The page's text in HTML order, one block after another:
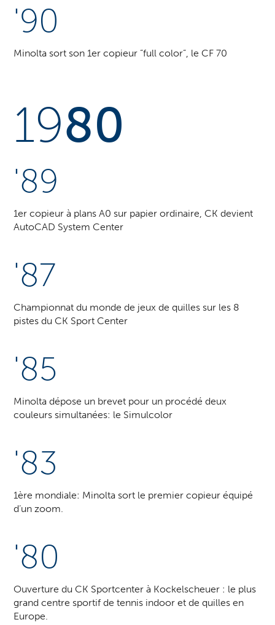
'90
Minolta sort son 1er copieur ”full color”, le CF 70
1980
'89
1er copieur à plans A0 sur papier ordinaire, CK devient
AutoCAD System Center
'87
Championnat du monde de jeux de quilles sur les 8
pistes du CK Sport Center
'85
Minolta dépose un brevet pour un procédé deux
couleurs simultanées: le Simulcolor
'83
1ère mondiale: Minolta sort le premier copieur équipé
d’un zoom.
'80
Ouverture du CK Sportcenter à Kockelscheuer : le plus
grand centre sportif de tennis indoor et de quilles en
Europe.